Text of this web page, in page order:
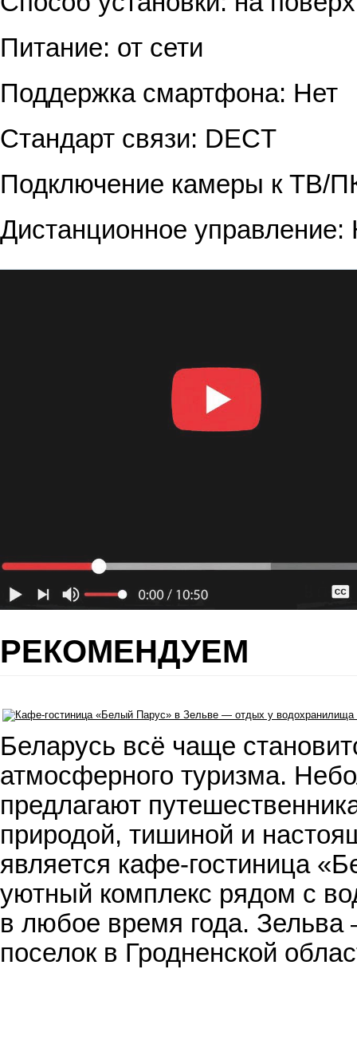
Питание: от сети
Поддержка смартфона: Нет
Стандарт связи: DECT
Подключение камеры к ТВ/
Дистанционное управление:
РЕКОМЕНДУЕМ
Беларусь всё чаще
атмосферного туризма.
предлагают
природой, тишиной и
является кафе-гостиница
уютный комплекс рядом с
в любое время года.
поселок в Гродненской